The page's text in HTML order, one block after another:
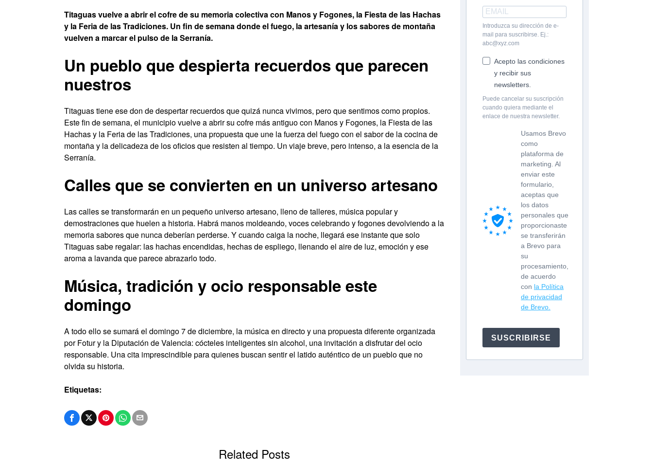
Titaguas vuelve a abrir el cofre de su memoria colectiva con Manos y Fogones, la Fiesta de las Hachas
y la Feria de las Tradiciones. Un fin de semana donde el fuego, la artesanía y los sabores de montaña
vuelven a marcar el pulso de la Serranía.
Un pueblo que despierta recuerdos que parecen
nuestros
Titaguas tiene ese don de despertar recuerdos que quizá nunca vivimos, pero que sentimos como propios.
Este fin de semana, el municipio vuelve a abrir su cofre más antiguo con Manos y Fogones, la Fiesta de las
Hachas y la Feria de las Tradiciones, una propuesta que une la fuerza del fuego con el sabor de la cocina de
montaña y la delicadeza de los oficios que resisten al tiempo. Un viaje breve, pero intenso, a la esencia de la
Serranía.
Calles que se convierten en un universo artesano
Las calles se transformarán en un pequeño universo artesano, lleno de talleres, música popular y
demostraciones que huelen a historia. Habrá manos moldeando, voces celebrando y fogones devolviendo a la
memoria sabores que nunca deberían perderse. Y cuando caiga la noche, llegará ese instante que solo
Titaguas sabe regalar: las hachas encendidas, hechas de espliego, llenando el aire de luz, emoción y ese
aroma a lavanda que parece abrazarlo todo.
Música, tradición y ocio responsable este
domingo
A todo ello se sumará el domingo 7 de diciembre, la música en directo y una propuesta diferente organizada
por Fotur y la Diputación de Valencia: cócteles inteligentes sin alcohol, una invitación a disfrutar del ocio
responsable. Una cita imprescindible para quienes buscan sentir el latido auténtico de un pueblo que no
olvida su historia.
Etiquetas:
Related Posts
Introduzca su dirección de e-
mail para suscribirse. Ej.:
abc@xyz.com
Acepto las condiciones
y recibir sus
newsletters.
Puede cancelar su suscripción
cuando quiera mediante el
enlace de nuestra newsletter.
Usamos Brevo
como
plataforma de
marketing. Al
enviar este
formulario,
aceptas que
los datos
personales que
proporcionaste
se transferirán
a Brevo para
su
procesamiento,
de acuerdo
con la Política
de privacidad
de Brevo.
SUSCRIBIRSE